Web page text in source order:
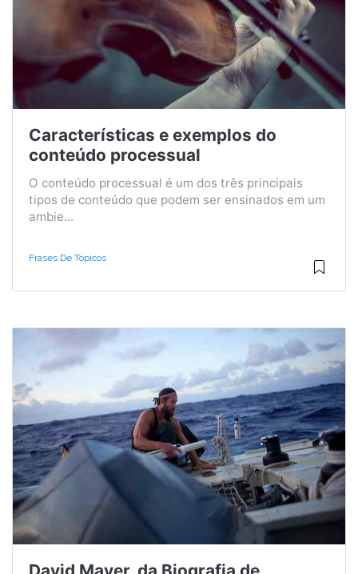
Características e exemplos do
conteúdo processual
O conteúdo processual é um dos três principais
tipos de conteúdo que podem ser ensinados em um
ambie...
Frases De Tópicos